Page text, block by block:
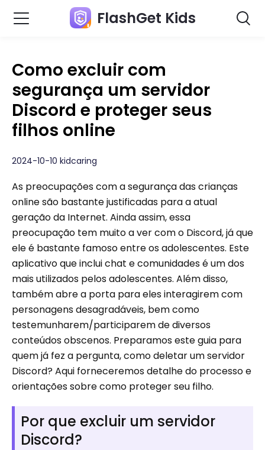
FlashGet Kids
Como excluir com
segurança um servidor
Discord e proteger seus
filhos online
2024-10-10 kidcaring
As preocupações com a segurança das crianças
online são bastante justificadas para a atual
geração da Internet. Ainda assim, essa
preocupação tem muito a ver com o Discord, já que
ele é bastante famoso entre os adolescentes. Este
aplicativo que inclui chat e comunidades é um dos
mais utilizados pelos adolescentes. Além disso,
também abre a porta para eles interagirem com
personagens desagradáveis, bem como
testemunharem/participarem de diversos
conteúdos obscenos. Preparamos este guia para
quem já fez a pergunta, como deletar um servidor
Discord? Aqui forneceremos detalhe do processo e
orientações sobre como proteger seu filho.
Por que excluir um servidor
Discord?